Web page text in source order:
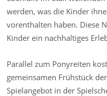
werden, was die Kinder
vorenthalten haben. Diese
Kinder ein nachhaltiges
Parallel zum Ponyreiten
gemeinsamen Frühstück
Spielangebot in der